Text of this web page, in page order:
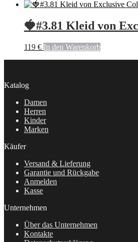
🍓#3.81 Kleid von
119 € In den Warenkorb
Katalog
Damen
Herren
Kinder
Marken
Käufer
Versand & Lieferung
Garantie und Rückgabe
Anmelden
Kasse
Unternehmen
Über das Unternehmen
Kontakte